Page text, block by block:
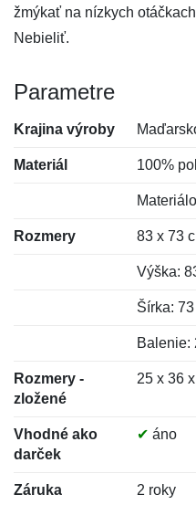
žmýkať na nízkych
Nebieliť.
Parametre
Krajina výroby
Materiál 100%
Rozmery 83 x 73
Výška:
Šírka:
Balenie:
Rozmery -
zložené
25 x 36
Vhodné ako
darček
✔ áno
Záruka 2 roky